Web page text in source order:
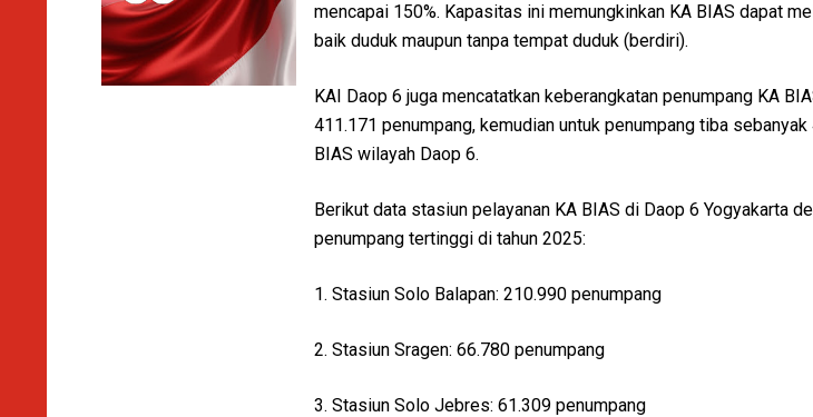
mencapai 150%. Kapasitas ini memungkinkan KA BIAS dapat
baik duduk maupun tanpa tempat duduk (berdiri).
KAI Daop 6 juga mencatatkan keberangkatan penumpang KA
411.171 penumpang, kemudian untuk penumpang tiba
BIAS wilayah Daop 6.
Berikut data stasiun pelayanan KA BIAS di Daop 6 Yogyakarta
penumpang tertinggi di tahun 2025:
1. Stasiun Solo Balapan: 210.990 penumpang
2. Stasiun Sragen: 66.780 penumpang
3. Stasiun Solo Jebres: 61.309 penumpang